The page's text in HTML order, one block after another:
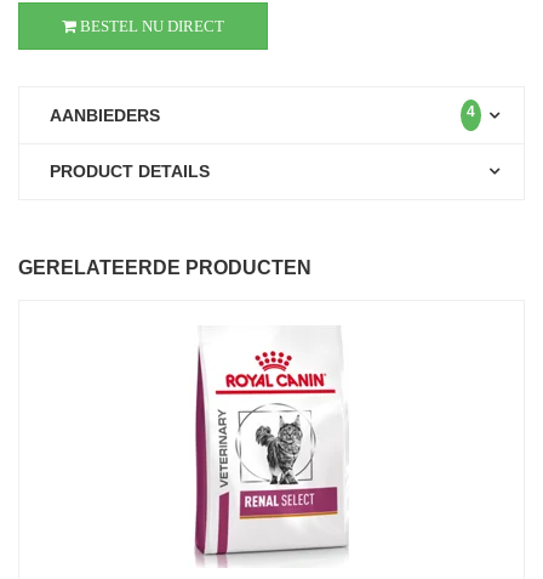
BESTEL NU DIRECT
AANBIEDERS 4
PRODUCT DETAILS
GERELATEERDE PRODUCTEN